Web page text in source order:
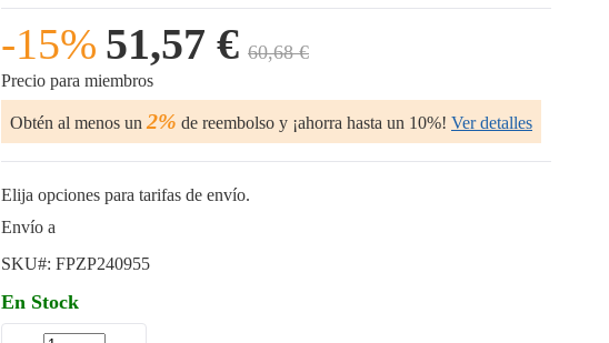
-15% 51,57 € 60,68 €
Precio para miembros
Obtén al menos un 2% de reembolso y ¡ahorra hasta un 10%! Ver detalles
Elija opciones para tarifas de envío.
Envío a
SKU#: FPZP240955
En Stock